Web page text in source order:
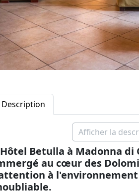
Description
Afficher la
Betulla à Madonna
au cœur des
à